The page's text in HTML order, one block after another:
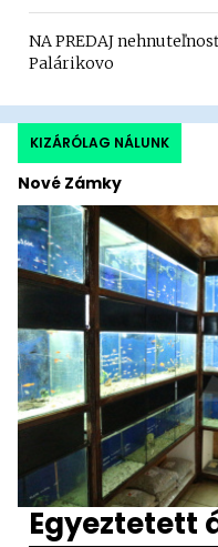
NA PREDAJ
Palárikovo
Nové Zámky
KIZÁRÓLAG NÁLUNK
Egyeztetett